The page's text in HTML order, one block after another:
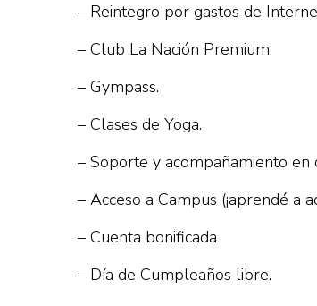
– Reintegro por gastos de
– Club La Nación Premium.
– Gympass.
– Clases de Yoga.
– Soporte y acompañamiento en
– Acceso a Campus (¡aprendé a
– Cuenta bonificada
– Día de Cumpleaños libre.